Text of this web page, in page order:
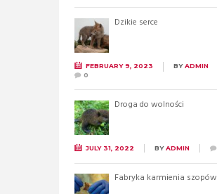
Dzikie serce
FEBRUARY 9, 2023 BYADMIN
0
Droga do wolności
JULY 31, 2022 BYADMIN
Fabryka karmienia szopów